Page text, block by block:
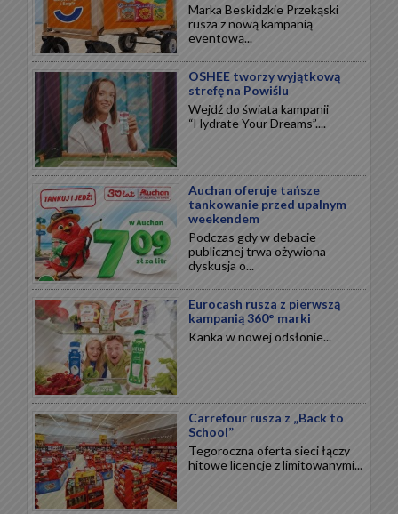
Marka Beskidzkie Przekąski
rusza z nową kampanią
eventową...
OSHEE tworzy wyjątkową
strefę na Powiślu
Wejdź do świata kampanii
“Hydrate Your Dreams”....
Auchan oferuje tańsze
tankowanie przed upalnym
weekendem
Podczas gdy w debacie
publicznej trwa ożywiona
dyskusja o...
Eurocash rusza z pierwszą
kampanią 360° marki
Kanka w nowej odsłonie...
Carrefour rusza z „Back to
School”
Tegoroczna oferta sieci łączy
hitowe licencje z limitowanymi...